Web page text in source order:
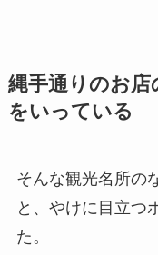
縄手通りのお
をいっている
そんな観光名所の
と、やけに目立つ
た。